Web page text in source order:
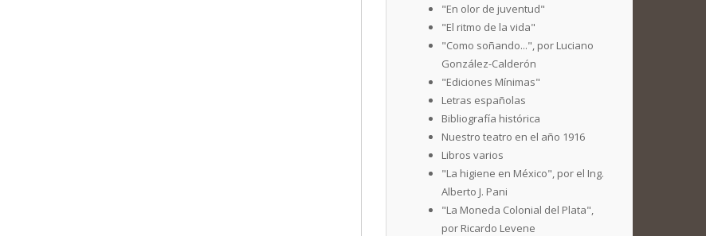
"En olor de juventud"
"El ritmo de la vida"
"Como soñando...", por Luciano
González-Calderón
"Ediciones Mínimas"
Letras españolas
Bibliografía histórica
Nuestro teatro en el año 1916
Libros varios
"La higiene en México", por el Ing.
Alberto J. Pani
"La Moneda Colonial del Plata",
por Ricardo Levene